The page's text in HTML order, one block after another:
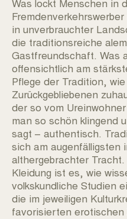
RUNDUM
in unverbrauchter
die traditionsreiche
Gastfreundschaft. Was
offensichtlich am
Pflege der Tradition,
Zurückgebliebenen
der so vom
man so schön klingend
sagt – authentisch.
sich am augenfälligsten
althergebrachter
Kleidung ist es, wie
volkskundliche Studien
die im jeweiligen
favorisierten erotischen